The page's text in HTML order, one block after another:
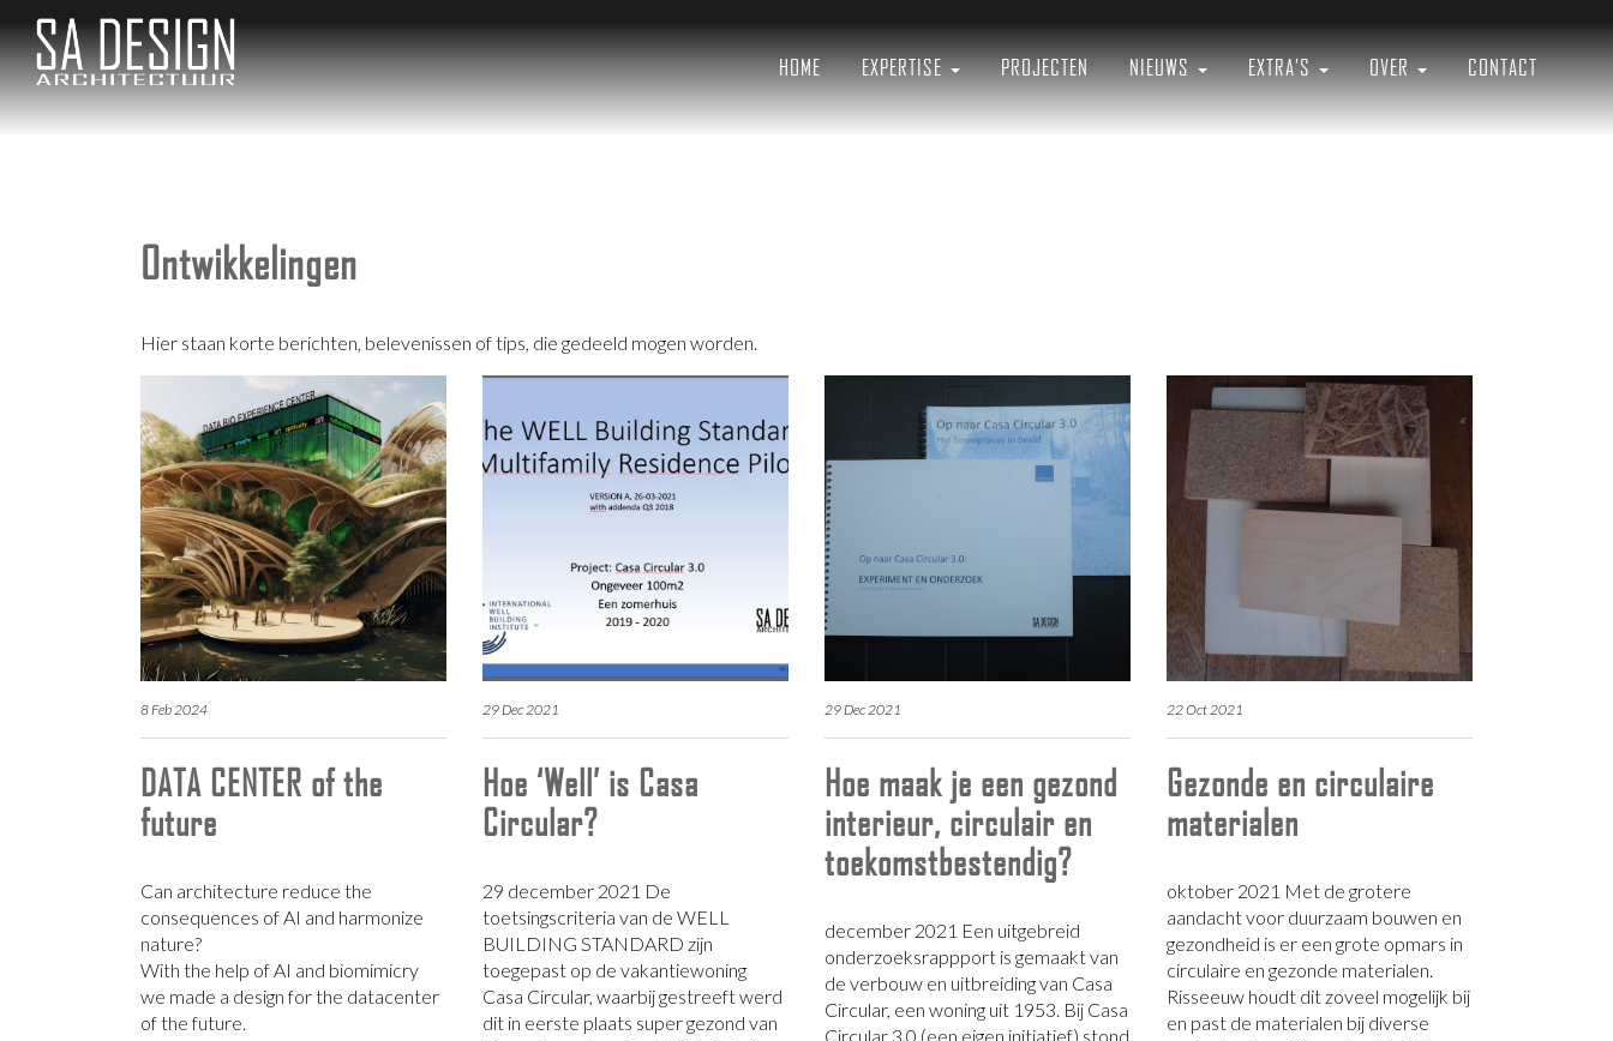
SA Design architectuur
Gezond en Circulair Bouwen
HOME
EXPERTISE PROJECTEN NIEUWS EXTRA’S OVER CONTACT
Ontwikkelingen
Hier staan korte berichten, belevenissen of tips, die gedeeld mogen worden.
8 Feb 2024
DATA CENTER of the
future
Can architecture reduce the
consequences of AI and harmonize
nature?
With the help of AI and biomimicry
we made a design for the datacenter
of the future.
29 Dec 2021
Hoe ‘Well’ is Casa
Circular?
29 december 2021 De
toetsingscriteria van de WELL
BUILDING STANDARD zijn
toegepast op de vakantiewoning
Casa Circular, waarbij gestreeft werd
dit in eerste plaats super gezond van
29 Dec 2021
Hoe maak je een gezond
interieur, circulair en
toekomstbestendig?
december 2021 Een uitgebreid
onderzoeksrappport is gemaakt van
de verbouw en uitbreiding van Casa
Circular, een woning uit 1953. Bij Casa
Circular 3.0 (een eigen initiatief) stond
22 Oct 2021
Gezonde en circulaire
materialen
oktober 2021 Met de grotere
aandacht voor duurzaam bouwen en
gezondheid is er een grote opmars in
circulaire en gezonde materialen.
Risseeuw houdt dit zoveel mogelijk bij
en past de materialen bij diverse